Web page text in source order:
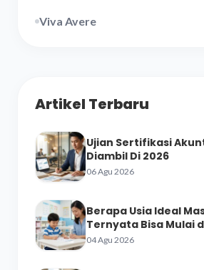
Viva Avere
Artikel Terbaru
Ujian Sertifikasi
Diambil Di 2026
06 Agu 2026
Berapa Usia Ideal
Ternyata Bisa Mulai
04 Agu 2026